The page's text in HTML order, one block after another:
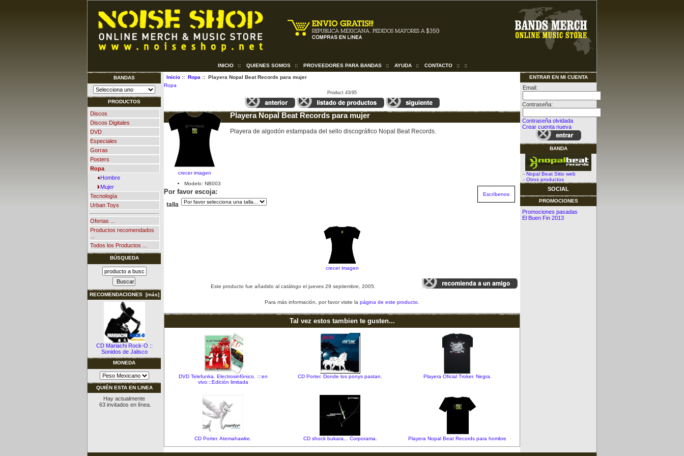
INICIO :: QUIENES SOMOS :: PROVEEDORES PARA BANDAS :: AYUDA :: CONTACTO :: ::
BANDAS
PRODUCTOS
Discos
Discos Digitales
DVD
Especiales
Gorras
Posters
Ropa
Hombre
Mujer
Tecnología
Urban Toys
Ofertas ...
Productos recomendados
Todos los Productos ...
BÚSQUEDA
RECOMENDACIONES [más]
CD Mariachi Rock-O ::
Sonidos de Jalisco
MONEDA
QUIÉN ESTA EN LINEA
Hay actualmente
63 invitados en línea.
Inicio:: Ropa :: Playera Nopal Beat Records para mujer
Ropa
Product 43/95
crecer imagen
Playera Nopal Beat Records para mujer
Playera de algodón estampada del sello discográfico Nopal Beat Records.
Escríbenos
Modelo: NB003
Por favor escoja:
talla
crecer imagen
Este producto fue añadido al catálogo el jueves 29 septiembre, 2005.
Para más información, por favor visite la página de este producto.
Tal vez estos tambien te gusten...
DVD Telefunka. Electrosinfónico. :::en
vivo:::Edición limitada
CD Porter. Donde los ponys pastan. Playera Oficial Troker. Negra.
CD Porter. Atemahawke. CD shock bukara... Corporama. Playera Nopal Beat Records para hombre
ENTRAR EN MI CUENTA
Email:
Contraseña:
Contraseña olvidada
Crear cuenta nueva
BANDA
- Nopal Beat Sitio web
- Otros productos
SOCIAL
PROMOCIONES
Promociones pasadas
El Buen Fin 2013